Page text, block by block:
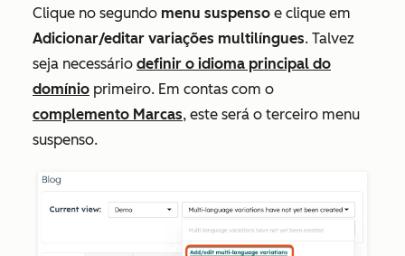
Clique no segundo menu suspenso e clique em
Adicionar/editar variações multilíngues. Talvez
seja necessário definir o idioma principal do
domínio primeiro. Em contas com o
complemento Marcas, este será o terceiro menu
suspenso.